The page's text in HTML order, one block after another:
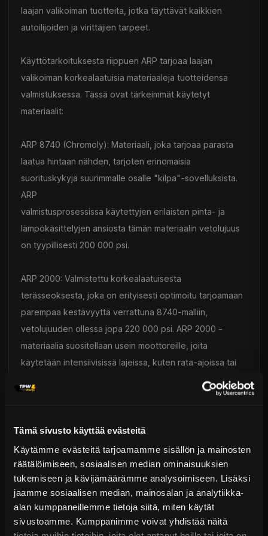
Tämä sivusto käyttää evästeitä
Käytämme evästeitä tarjoamamme sisällön ja mainosten
räätälöimiseen, sosiaalisen median ominaisuuksien
tukemiseen ja kävijämäärämme analysoimiseen. Lisäksi
jaamme sosiaalisen median, mainosalan ja analytiikka-
alan kumppaneillemme tietoja siitä, miten käytät
sivustoamme. Kumppanimme voivat yhdistää näitä
laajan valikoiman tuotteita, jotka täyttävät kaikkien
autoilijoiden ja virittäjien tarpeet.
Käyttötarkoituksesta riippuen ARP tarjoaa laajan
valikoiman korkealaatuisia materiaaleja tuotteidensa
valmistuksessa. Tässä ovat tärkeimmät käytetyt
materiaalit:
ARP 8740 (Chromoly): Materiaali, joka tarjoaa parasta
laatua hintaan nähden, tarjoten erinomaisia
suorituskykyjä suurimmalle osalle "kilpa"-sovelluksista.
ARP
valmistusprosessissa käytettyjen erilaisten pinta- ja
lämpökäsittelyjen ansiosta tämän materiaalin vetolujuus
on tyypillisesti 200 000 psi.
ARP 2000: Valmistettu korkealaatuisesta
terässeoksesta, joka on erityisesti optimoitu tarjoamaan
parempaa kestävyyttä verrattuna 8740-malliin,
vetolujuuden ollessa jopa 220 000 psi. ARP 2000 -
materiaalia suositellaan usein moottoreille, joita
käytetään intensiivisissä lajeissa, kuten rata-ajoissa tai
lukuisia käsittelyjä, tarjoten huomattavasti enemmän
kestävyyttä kuin ARP 2000 (260 000 psi vetolujuus).
L19-materiaalia suositellaan tehokkaille moottoreille, joita
käytetään intensiivisissä lajeissa, kuten rata-ajoissa tai
kiihdytyskisoissa. Toisin kuin ARP 2000 ja 8740, L19
valmistusmateriaali ei ole ruostumaton ja vaatii tiettyjä
varotoimenpiteitä käytössä.